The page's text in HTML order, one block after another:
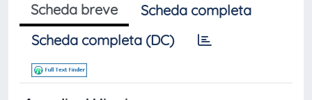
Scheda breve
Scheda completa
Scheda completa (DC)